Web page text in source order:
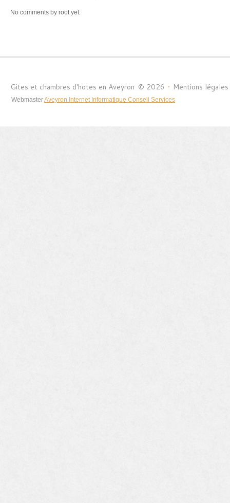
No comments by root yet.
Gites et chambres d'hotes en Aveyron © 2026 • Mentions légales
WebmasterAveyron Internet Informatique Conseil Services